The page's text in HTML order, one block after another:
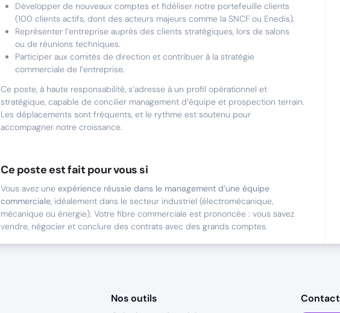
Développer de nouveaux comptes et fidéliser notre portefeuille clients
(100 clients actifs, dont des acteurs majeurs comme la SNCF ou Enedis).
Représenter l’entreprise auprès des clients stratégiques, lors de salons
ou de réunions techniques.
Participer aux comités de direction et contribuer à la stratégie
commerciale de l’entreprise.
Ce poste, à haute responsabilité, s’adresse à un profil opérationnel et
stratégique, capable de concilier management d’équipe et prospection terrain.
Les déplacements sont fréquents, et le rythme est soutenu pour
accompagner notre croissance.
Ce poste est fait pour vous si
Vous avez une expérience réussie dans le management d’une équipe
commerciale, idéalement dans le secteur industriel (électromécanique,
mécanique ou énergie). Votre fibre commerciale est prononcée : vous savez
vendre, négocier et conclure des contrats avec des grands comptes.
, capable d’inspirer une équipe et de représenter
Nos outils
Contact